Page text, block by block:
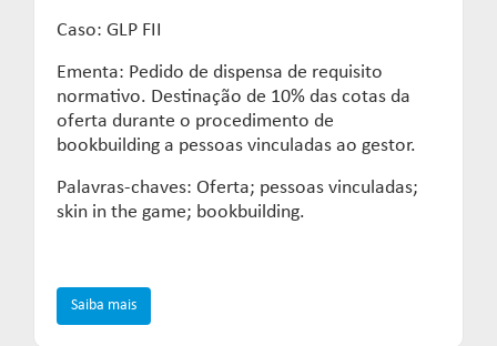
Caso: GLP FII
Ementa: Pedido de dispensa de requisito
normativo. Destinação de 10% das cotas da
oferta durante o procedimento de
bookbuilding a pessoas vinculadas ao gestor.
Palavras-chaves: Oferta; pessoas vinculadas;
skin in the game; bookbuilding.
Saiba mais